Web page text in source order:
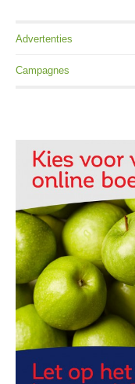
Advertenties
Campagnes